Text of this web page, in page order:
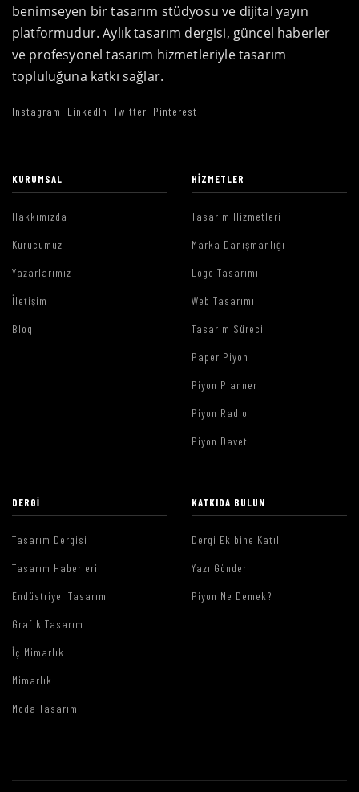
benimseyen bir tasarım stüdyosu ve dijital yayın
platformudur. Aylık tasarım dergisi, güncel haberler
ve profesyonel tasarım hizmetleriyle tasarım
topluluğuna katkı sağlar.
Instagram LinkedIn Twitter Pinterest
KURUMSAL
Hakkımızda
Kurucumuz
Yazarlarımız
İletişim
Blog
HIZMETLER
Tasarım Hizmetleri
Marka Danışmanlığı
Logo Tasarımı
Web Tasarımı
Tasarım Süreci
Paper Piyon
Piyon Planner
Piyon Radio
Piyon Davet
DERGI
Tasarım Dergisi
Tasarım Haberleri
Endüstriyel Tasarım
Grafik Tasarım
İç Mimarlık
Mimarlık
Moda Tasarım
KATKIDA BULUN
Dergi Ekibine Katıl
Yazı Gönder
Piyon Ne Demek?